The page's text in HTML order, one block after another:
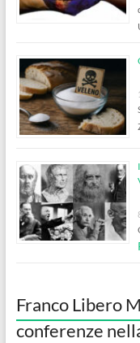
Franco Libero
conferenze